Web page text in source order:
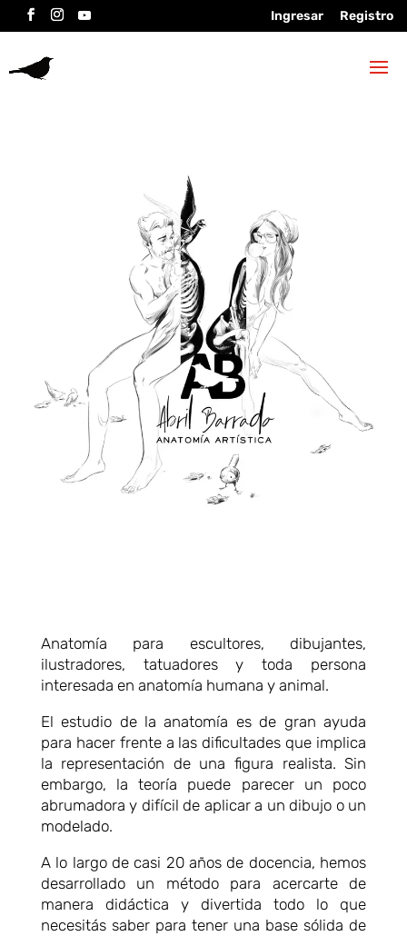
Ingresar Registro
Anatomía para escultores, dibujantes,
ilustradores, tatuadores y toda persona
interesada en anatomía humana y animal.
El estudio de la anatomía es de gran ayuda
para hacer frente a las dificultades que implica
la representación de una figura realista. Sin
embargo, la teoría puede parecer un poco
abrumadora y difícil de aplicar a un dibujo o un
modelado.
A lo largo de casi 20 años de docencia, hemos
desarrollado un método para acercarte de
manera didáctica y divertida todo lo que
necesitás saber para tener una base sólida de